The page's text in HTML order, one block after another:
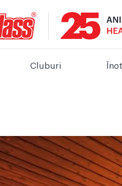
Cluburi Înot